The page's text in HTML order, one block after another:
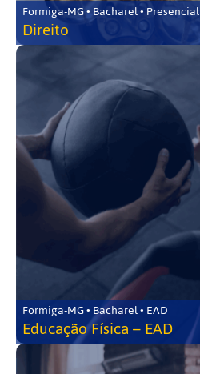
Formiga-MG • Bacharel • Presencial
Direito
Formiga-MG • Bacharel • EAD
Educação Física – EAD